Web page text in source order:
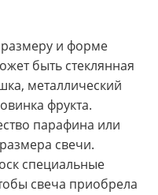
и форме
быть стеклянная
металлический
фрукта.
парафина или
свечи.
специальные
свеча приобрела